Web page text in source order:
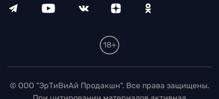
18+
© ООО "ЭрТиВиАй Продакшн". Все права защищены.